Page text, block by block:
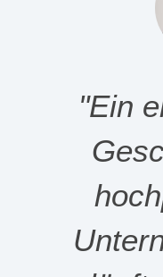
"Ein